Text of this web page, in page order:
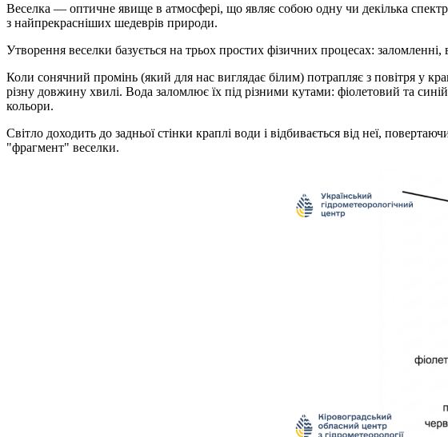
Веселка — оптичне явище в атмосфері, що являє собою одну чи декілька
з найпрекрасніших шедеврів природи.
Утворення веселки базується на трьох простих фізичних процесах: заломленні,
Коли сонячний промінь (який для нас виглядає білим) потрапляє з повітря у
різну довжину хвилі. Вода заломлює їх під різними кутами: фіолетовий та
кольори.
Світло доходить до задньої стінки краплі води і відбивається від неї,
"фрагмент" веселки.